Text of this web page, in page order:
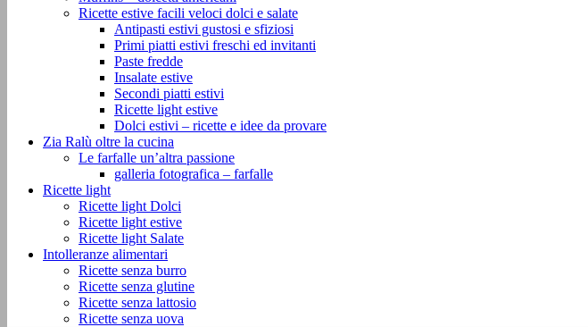
Ricette estive facili veloci dolci e salate
Antipasti estivi gustosi e sfiziosi
Primi piatti estivi freschi ed invitanti
Paste fredde
Insalate estive
Secondi piatti estivi
Ricette light estive
Dolci estivi – ricette e idee da provare
Zia Ralù oltre la cucina
Le farfalle un’altra passione
galleria fotografica – farfalle
Ricette light
Ricette light Dolci
Ricette light estive
Ricette light Salate
Intolleranze alimentari
Ricette senza burro
Ricette senza glutine
Ricette senza lattosio
Ricette senza uova